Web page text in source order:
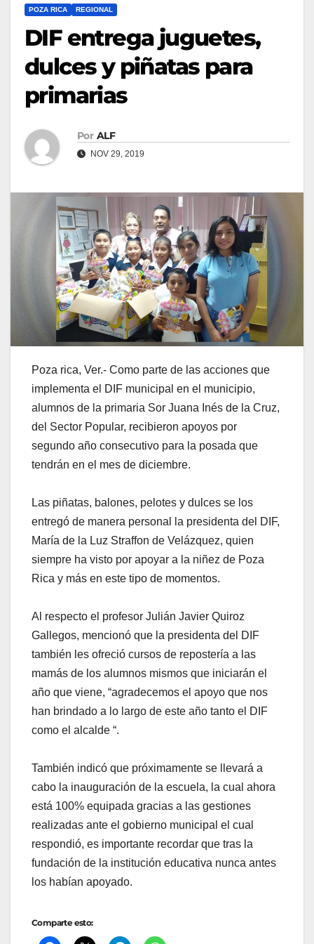
POZA RICA REGIONAL
DIF entrega juguetes,
dulces y piñatas para
primarias
Por ALF
NOV 29, 2019
Poza rica, Ver.- Como parte de las acciones que
implementa el DIF municipal en el municipio,
alumnos de la primaria Sor Juana Inés de la Cruz,
del Sector Popular, recibieron apoyos por
segundo año consecutivo para la posada que
tendrán en el mes de diciembre.
Las piñatas, balones, pelotes y dulces se los
entregó de manera personal la presidenta del DIF,
María de la Luz Straffon de Velázquez, quien
siempre ha visto por apoyar a la niñez de Poza
Rica y más en este tipo de momentos.
Al respecto el profesor Julián Javier Quiroz
Gallegos, mencionó que la presidenta del DIF
también les ofreció cursos de repostería a las
mamás de los alumnos mismos que iniciarán el
año que viene, “agradecemos el apoyo que nos
han brindado a lo largo de este año tanto el DIF
como el alcalde “.
También indicó que próximamente se llevará a
cabo la inauguración de la escuela, la cual ahora
está 100% equipada gracias a las gestiones
realizadas ante el gobierno municipal el cual
respondió, es importante recordar que tras la
fundación de la institución educativa nunca antes
los habían apoyado.
Comparte esto: